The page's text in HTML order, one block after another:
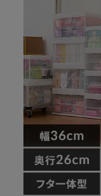
※ご確認くだ
カートに入